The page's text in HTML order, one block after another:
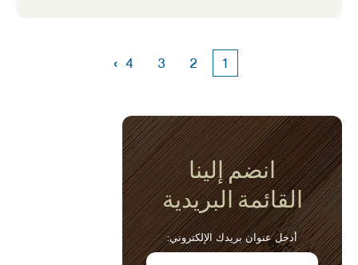
1
2
3
4
›
انضم إلينا
القائمة البريدية
أدخل عنوان بريدك الإلكتروني: